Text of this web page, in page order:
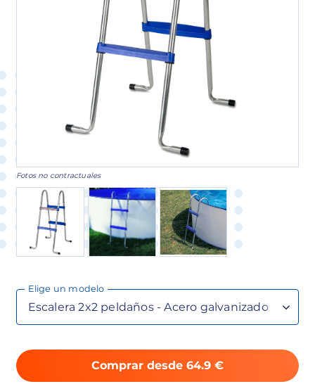
Fotos no contractuales
Elige un modelo
Comprar desde 64.9 €